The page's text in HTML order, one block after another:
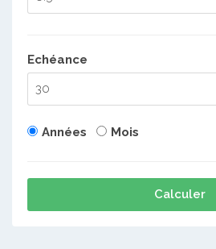
Echéance
Années Mois
Calculer